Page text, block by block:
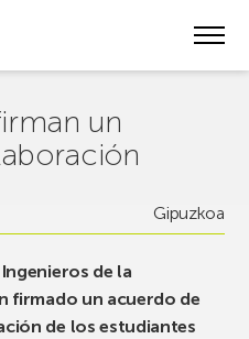
un
Gipuzkoa
de la
firmado un acuerdo de
de los estudiantes